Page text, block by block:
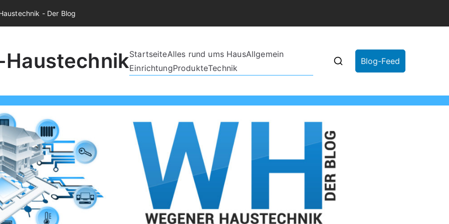
- Der Blog
HaustechnikStartseiteAlles rund ums HausAllgemein
EinrichtungProdukteTechnik
Blog-Feed